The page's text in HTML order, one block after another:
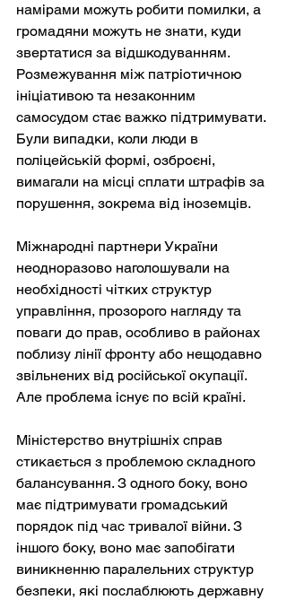
намірами можуть робити помилки, а
громадяни можуть не знати, куди
звертатися за відшкодуванням.
Розмежування між патріотичною
ініціативою та незаконним
самосудом стає важко підтримувати.
Були випадки, коли люди в
поліцейській формі, озброєні,
вимагали на місці сплати штрафів за
порушення, зокрема від іноземців.
Міжнародні партнери України
неодноразово наголошували на
необхідності чітких структур
управління, прозорого нагляду та
поваги до прав, особливо в районах
поблизу лінії фронту або нещодавно
звільнених від російської окупації.
Але проблема існує по всій країні.
Міністерство внутрішніх справ
стикається з проблемою складного
балансування. З одного боку, воно
має підтримувати громадський
порядок під час тривалої війни. З
іншого боку, воно має запобігати
виникненню паралельних структур
безпеки, які послаблюють державну